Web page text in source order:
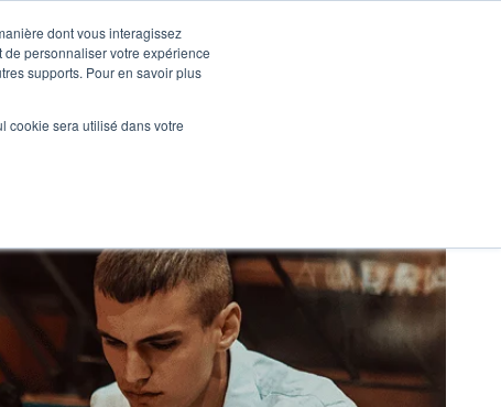
dont vous interagissez
personnaliser votre expérience
supports. Pour en savoir plus
cookie sera utilisé dans votre
Nos réalisationsActualités